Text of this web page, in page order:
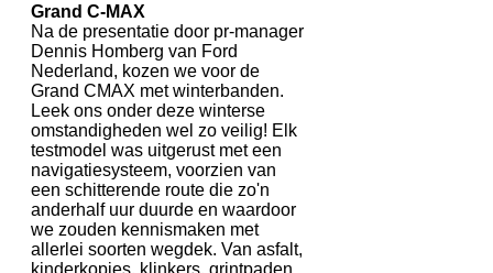
Grand C-MAX
Na de presentatie door pr-manager
Dennis Homberg van Ford
Nederland, kozen we voor de
Grand CMAX met winterbanden.
Leek ons onder deze winterse
omstandigheden wel zo veilig! Elk
testmodel was uitgerust met een
navigatiesysteem, voorzien van
een schitterende route die zo'n
anderhalf uur duurde en waardoor
we zouden kennismaken met
allerlei soorten wegdek. Van asfalt,
kinderkopjes, klinkers, grintpaden